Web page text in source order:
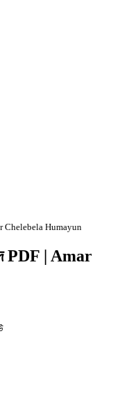
Chelebela Humayun
PDF | Amar